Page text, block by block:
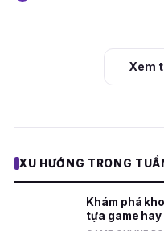
Xem
XU HƯỚNG TRONG
Khám phá
tựa game